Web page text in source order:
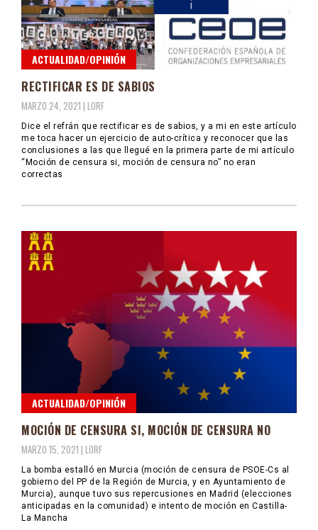
ACTUALIDAD/OPINIÓN
RECTIFICAR ES DE SABIOS
MARZO 24, 2021 | LORF
Dice el refrán que rectificar es de sabios, y a mi en este artículo
me toca hacer un ejercicio de auto-crítica y reconocer que las
conclusiones a las que llegué en la primera parte de mi artículo
“Moción de censura si, moción de censura no” no eran
correctas
ACTUALIDAD/OPINIÓN
MOCIÓN DE CENSURA SI, MOCIÓN DE CENSURA NO
MARZO 15, 2021 | LORF
La bomba estalló en Murcia (moción de censura de PSOE-Cs al
gobierno del PP de la Región de Murcia, y en Ayuntamiento de
Murcia), aunque tuvo sus repercusiones en Madrid (elecciones
anticipadas en la comunidad) e intento de moción en Castilla-
La Mancha